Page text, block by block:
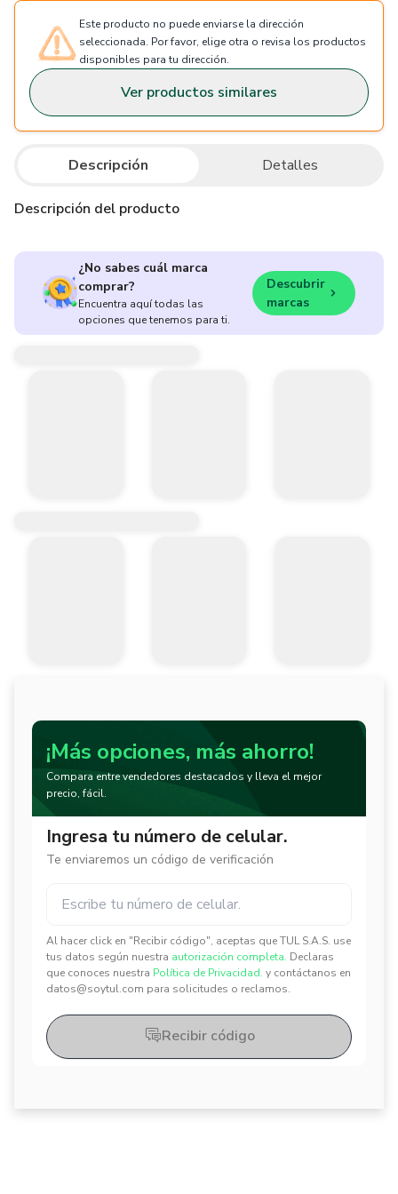
Este producto no puede enviarse la dirección
seleccionada. Por favor, elige otra o revisa los productos
disponibles para tu dirección.
Ver productos similares
Descripción Detalles
Descripción del producto
¿No sabes cuál marca
comprar?
Encuentra aquí todas las
opciones que tenemos para ti.
Descubrir
marcas
¡Más opciones, más ahorro!
Compara entre vendedores destacados y lleva el mejor
precio, fácil.
Ingresa tu número de celular.
Te enviaremos un código de verificación
Al hacer click en "Recibir código", aceptas que TUL S.A.S. use
tus datos según nuestra autorización completa. Declaras
que conoces nuestra Política de Privacidad. y contáctanos en
datos@soytul.com para solicitudes o reclamos.
✕
✕
Recibir código